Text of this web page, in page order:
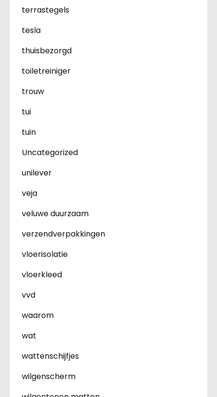
terrastegels
tesla
thuisbezorgd
toiletreiniger
trouw
tui
tuin
Uncategorized
unilever
veja
veluwe duurzaam
verzendverpakkingen
vloerisolatie
vloerkleed
vvd
waarom
wat
wattenschijfjes
wilgenscherm